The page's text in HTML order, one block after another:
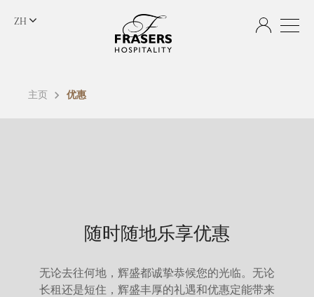
ZH
主页 优惠
随时随地乐享优惠
无论去往何地，辉盛都诚挚恭候您的光临。无论
长租还是短住，辉盛丰厚的礼遇和优惠定能带来